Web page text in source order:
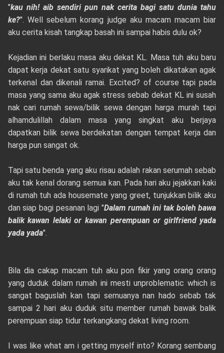
"kau nih! aib sendiri pun nak cerita bagi satu dunia tahu
ke?". Well sebelum korang judge aku macam macam biar
aku cerita kisah tangkap basah ini sampai habis dulu ok?
Kejadian ini berlaku masa aku dekat KL. Masa tuh aku baru
dapat kerja dekat satu syarikat yang boleh dikatakan agak
terkenal dan dikenali ramai. Excited? of course tapi pada
masa yang sama aku agak stress sebab dekat KL ini susah
nak cari rumah sewa/bilik sewa dengan harga murah tapi
alhamdulillah dalam masa yang singkat aku berjaya
dapatkan bilik sewa berdekatan dengan tempat kerja dan
harga pun sangat ok.
Tapi satu benda yang aku risau adalah rakan serumah sebab
aku tak kenal dorang semua kan. Pada hari aku jejakkan kaki
di rumah tuh ada housemate yang greet, tunjukkan bilik aku
dan siap bagi pesanan lagi "Dalam rumah ini tak boleh bawa
balik kawan lelaki or kawan perempuan or girlfriend yada
yada yada".
Bila dia cakap macam tuh aku pon fikir yang orang orang
yang duduk dalam rumah ini mesti unproblematic which is
sangat baguslah kan tapi semuanya nan hado sebab tak
sampai 2 hari aku duduk situ member rumah bawak balik
perempuan siap tidur terkangkang dekat living room.
I was like what am i getting myself into? Korang sembang